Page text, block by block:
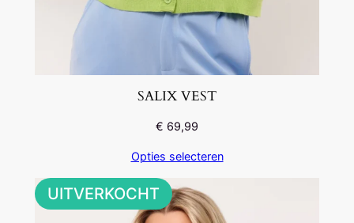
SALIX VEST
€ 69,99
Opties selecteren
UITVERKOCHT